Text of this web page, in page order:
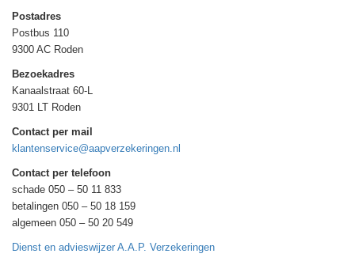
Postadres
Postbus 110
9300 AC Roden
Bezoekadres
Kanaalstraat 60-L
9301 LT Roden
Contact per mail
klantenservice@aapverzekeringen.nl
Contact per telefoon
schade 050 – 50 11 833
betalingen 050 – 50 18 159
algemeen 050 – 50 20 549
Dienst en advieswijzer A.A.P. Verzekeringen